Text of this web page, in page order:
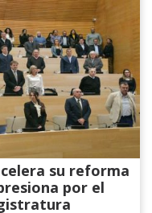
su reforma
por el